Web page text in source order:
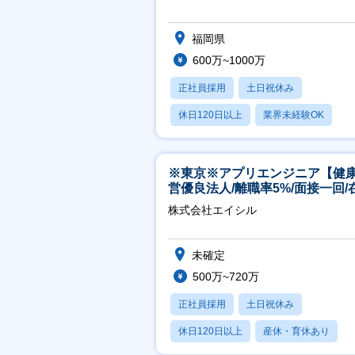
福岡県
600万~1000万
正社員採用 土日祝休み
休日120日以上 業界未経験OK
産休・育休あり
※東京※アプリエンジニア【健
営優良法人/離職率5%/面接一回/
有/完休2日/上流案件多数】
株式会社エイシル
未確定
500万~720万
正社員採用 土日祝休み
休日120日以上 産休・育休あり